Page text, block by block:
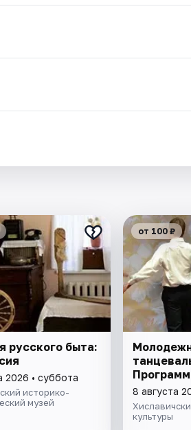
русского быта:
2026 • суббота
историко-
музей
от 100 ₽
8 августа
культуры